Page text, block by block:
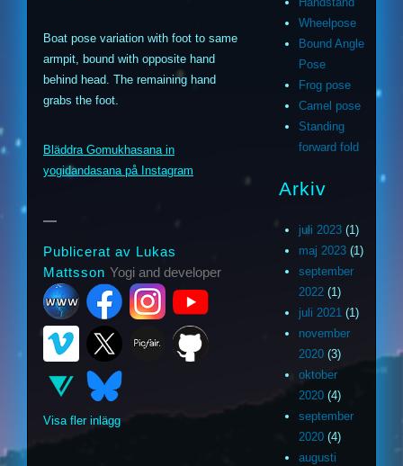
Boat pose variation with foot to same
armpit, bound with opposite hand
behind head. The remaining hand
grabs the foot.
Bläddra Gomukhasana in
yogidandasana på Instagram
Publicerat av Lukas
Mattsson Yogi and developer
Visa fler inlägg
Wheelpose
Bound Angle
Pose
Frog pose
Camel pose
Standing
forward fold
Arkiv
juli 2023(1)
maj 2023(1)
september
2022(1)
juli 2021(1)
november
2020(3)
oktober
2020(4)
september
2020(4)
augusti